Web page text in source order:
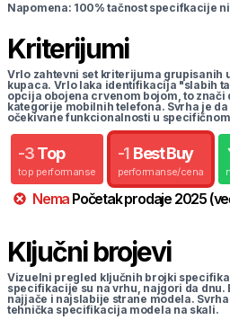
Napomena: 100% tačnost specifkacije
Kriterijumi
Vrlo zahtevni set kriterijuma grupisanih
kupaca. Vrlo laka identifikacija "slabih
opcija obojena crvenom bojom, to
kategorije mobilnih telefona. Svrha je
očekivane funkcionalnosti u
-3 Top
top performanse
-1 Best Buy
performanse/cena
Nema Početak prodaje 2025
Ključni brojevi
Vizuelni pregled ključnih brojki
specifikacije su na vrhu, najgori da dnu.
najjače i najslabije strane modela.
tehnička specifikacija modela na skali.